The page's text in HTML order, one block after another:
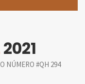
2021
NÚMERO #QH 294